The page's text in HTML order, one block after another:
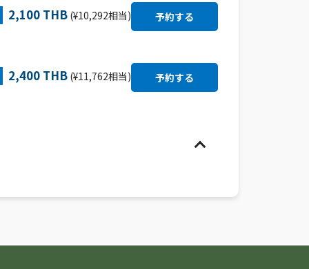
2,100 THB (¥10,292相当)
2,400 THB (¥11,762相当)